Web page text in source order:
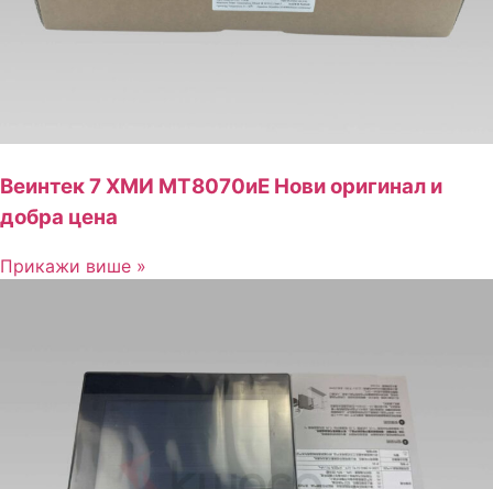
Веинтек 7 ХМИ МТ8070иЕ Нови оригинал и
добра цена
Прикажи више »